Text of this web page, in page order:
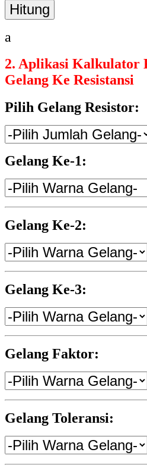
Hitung
a
2. Aplikasi Kalkulator
Gelang Ke Resistansi
Pilih Gelang Resistor:
Gelang Ke-1:
Gelang Ke-2:
Gelang Ke-3:
Gelang Faktor:
Gelang Toleransi: